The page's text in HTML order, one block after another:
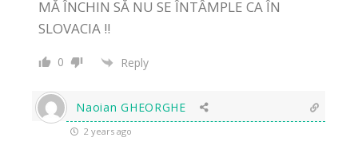
MĂ ÎNCHIN SĂ NU SE ÎNTÂMPLE CA ÎN
SLOVACIA !!
0 Reply
Naoian GHEORGHE
2 years ago